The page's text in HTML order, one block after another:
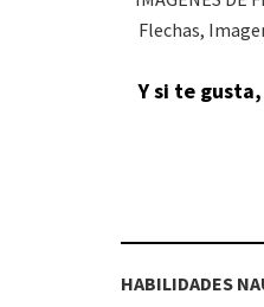
Y si te gusta,
HABILIDADES